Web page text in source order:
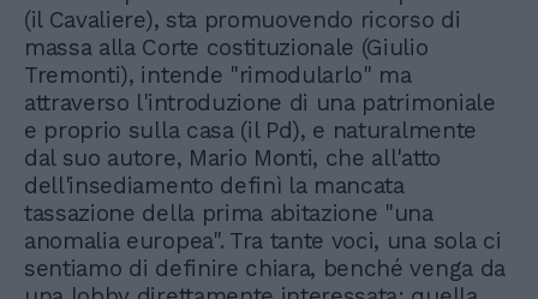
(il Cavaliere), sta promuovendo ricorso di
massa alla Corte costituzionale (Giulio
Tremonti), intende "rimodularlo" ma
attraverso l'introduzione di una patrimoniale
e proprio sulla casa (il Pd), e naturalmente
dal suo autore, Mario Monti, che all'atto
dell'insediamento definì la mancata
tassazione della prima abitazione "una
anomalia europea". Tra tante voci, una sola ci
sentiamo di definire chiara, benché venga da